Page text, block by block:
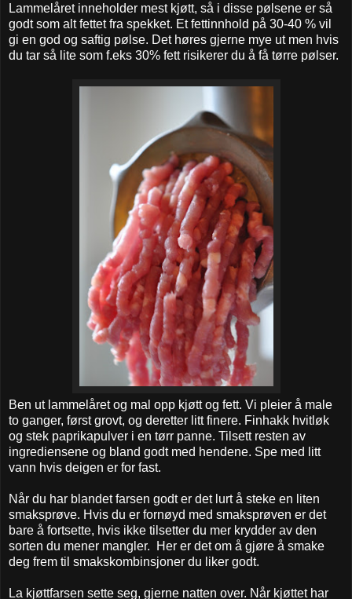
Lammelåret inneholder mest kjøtt, så i disse pølsene er så
godt som alt fettet fra spekket. Et fettinnhold på 30-40 % vil
gi en god og saftig pølse. Det høres gjerne mye ut men hvis
du tar så lite som f.eks 30% fett risikerer du å få tørre pølser.
Ben ut lammelåret og mal opp kjøtt og fett. Vi pleier å male
to ganger, først grovt, og deretter litt finere. Finhakk hvitløk
og stek paprikapulver i en tørr panne. Tilsett resten av
ingrediensene og bland godt med hendene. Spe med litt
vann hvis deigen er for fast.
Når du har blandet farsen godt er det lurt å steke en liten
smaksprøve. Hvis du er fornøyd med smaksprøven er det
bare å fortsette, hvis ikke tilsetter du mer krydder av den
sorten du mener mangler. Her er det om å gjøre å smake
deg frem til smakskombinsjoner du liker godt.
La kjøttfarsen sette seg, gjerne natten over. Når kjøttet har